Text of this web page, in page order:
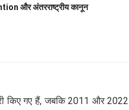
और अंतरराष्ट्रीय कानून
किए गए हैं, जबकि 2011 और